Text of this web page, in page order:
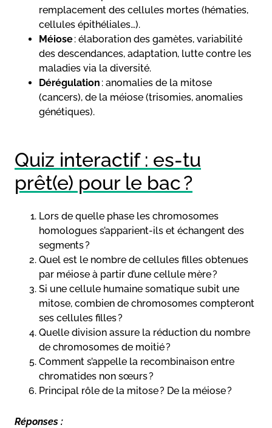
remplacement des cellules mortes (hématies,
cellules épithéliales…).
Méiose: élaboration des gamètes, variabilité
des descendances, adaptation, lutte contre les
maladies via la diversité.
Dérégulation : anomalies de la mitose
(cancers), de la méiose (trisomies, anomalies
génétiques).
Quiz interactif : es-tu
prêt(e) pour le bac ?
Lors de quelle phase les chromosomes
homologues s’apparient-ils et échangent des
segments ?
Quel est le nombre de cellules filles obtenues
par méiose à partir d’une cellule mère ?
Si une cellule humaine somatique subit une
mitose, combien de chromosomes compteront
ses cellules filles ?
Quelle division assure la réduction du nombre
de chromosomes de moitié ?
Comment s’appelle la recombinaison entre
chromatides non sœurs ?
Principal rôle de la mitose ? De la méiose ?
Réponses :